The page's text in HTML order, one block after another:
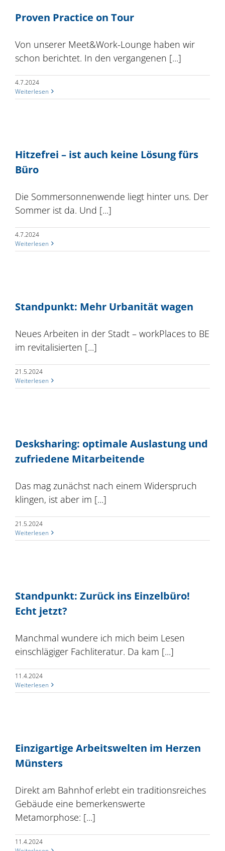
Proven Practice on Tour
Von unserer Meet&Work-Lounge haben wir
schon berichtet. In den vergangenen [...]
4.7.2024
Weiterlesen
Hitzefrei – ist auch keine Lösung fürs
Büro
Die Sommersonnenwende liegt hinter uns. Der
Sommer ist da. Und [...]
4.7.2024
Weiterlesen
Standpunkt: Mehr Urbanität wagen
Neues Arbeiten in der Stadt – workPlaces to BE
im revitalisierten [...]
21.5.2024
Weiterlesen
Desksharing: optimale Auslastung und
zufriedene Mitarbeitende
Das mag zunächst nach einem Widerspruch
klingen, ist aber im [...]
21.5.2024
Weiterlesen
Standpunkt: Zurück ins Einzelbüro!
Echt jetzt?
Manchmal wundere ich mich beim Lesen
einschlägiger Fachliteratur. Da kam [...]
11.4.2024
Weiterlesen
Einzigartige Arbeitswelten im Herzen
Münsters
Direkt am Bahnhof erlebt ein traditionsreiches
Gebäude eine bemerkenswerte
Metamorphose: [...]
11.4.2024